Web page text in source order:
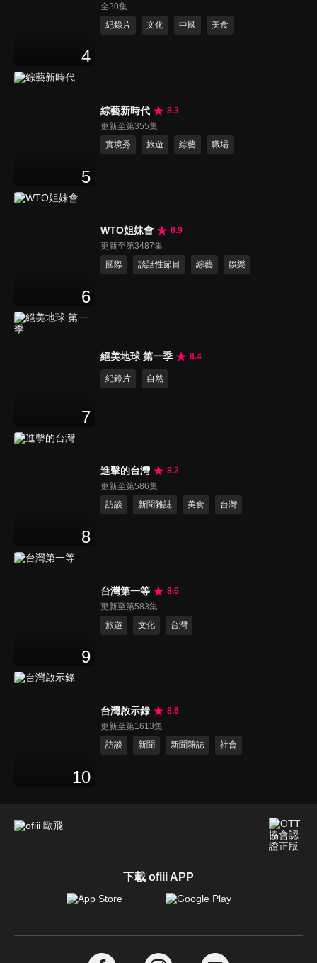
4
全30集
紀錄片
文化 中國 美食
5
綜藝新時代
8.3
更新至第355集
實境秀
旅遊 綜藝 職場
6
WTO姐妹會
8.9
更新至第3487集
國際
談話性節目 綜藝 娛樂
7
絕美地球 第一季 8.4
紀錄片 自然
8
進擊的台灣
8.2
更新至第586集
訪談
新聞雜誌 美食 台灣
9
台灣第一等
8.6
更新至第583集
旅遊
文化 台灣
10
台灣啟示錄
8.6
更新至第1613集
訪談
新聞 新聞雜誌 社會
下載 ofiii APP